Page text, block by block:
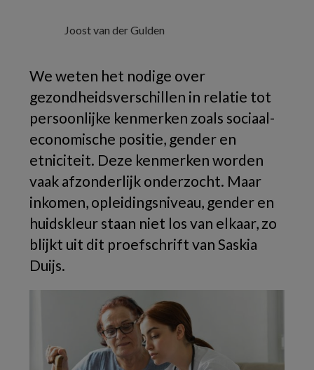
Joost van der Gulden
We weten het nodige over
gezondheidsverschillen in relatie tot
persoonlijke kenmerken zoals sociaal-
economische positie, gender en
etniciteit. Deze kenmerken worden
vaak afzonderlijk onderzocht. Maar
inkomen, opleidingsniveau, gender en
huidskleur staan niet los van elkaar, zo
blijkt uit dit proefschrift van Saskia
Duijs.